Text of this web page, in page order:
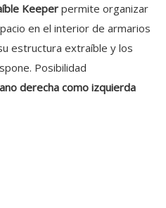
Keeperpermite organizar
en el interior de armarios
estructura extraíble y los
Posibilidad
derecha como izquierda